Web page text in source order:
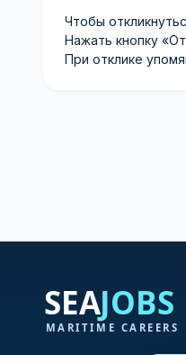
Чтобы
Нажать кнопку
При отклике